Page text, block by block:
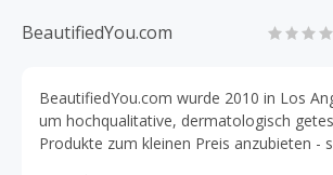
BeautifiedYou.com
BeautifiedYou.com wurde 2010 in Los
um hochqualitative, dermatologisch
Produkte zum kleinen Preis anzubieten -